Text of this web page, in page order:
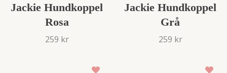
Jackie Hundkoppel
Rosa
259 kr
Jackie Hundkoppel
Grå
259 kr